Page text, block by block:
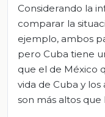
Considerando la
comparar la
ejemplo, ambos
pero Cuba tiene
que el de México
vida de Cuba y
son más altos que